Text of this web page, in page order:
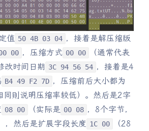
值 50 4B 03 04 ，接着是解压缩版
00 ，压缩方式 00 00
（通常代表
改时间日期 3C 94 56 54 ，接着是4
B4 49 F2 7D ，压缩前后大小都为
同则说明压缩率较低）。然后是2字
08 00 （实际是 00 08 ，8个字节，
，然后是扩展字段长度 1C 00 （28